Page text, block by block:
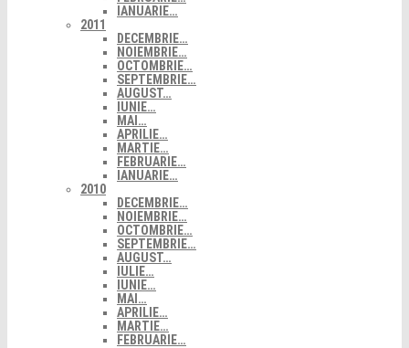
IANUARIE…
2011
DECEMBRIE…
NOIEMBRIE…
OCTOMBRIE…
SEPTEMBRIE…
AUGUST…
IUNIE…
MAI…
APRILIE…
MARTIE…
FEBRUARIE…
IANUARIE…
2010
DECEMBRIE…
NOIEMBRIE…
OCTOMBRIE…
SEPTEMBRIE…
AUGUST…
IULIE…
IUNIE…
MAI…
APRILIE…
MARTIE…
FEBRUARIE…